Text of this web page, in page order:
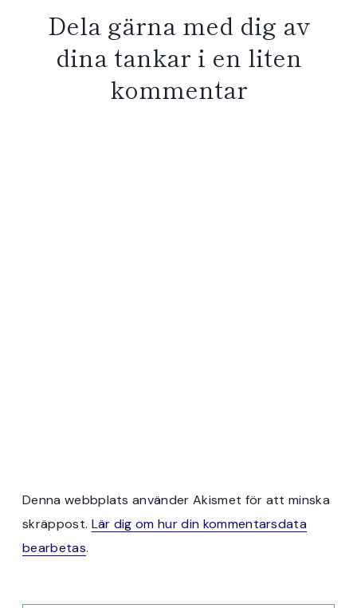
Dela gärna med dig av
dina tankar i en liten
kommentar
Denna webbplats använder Akismet för att minska
skräppost. Lär dig om hur din kommentarsdata
bearbetas.